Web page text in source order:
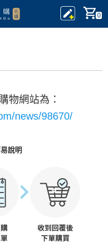
0
物網站為：
news/98670/
說明